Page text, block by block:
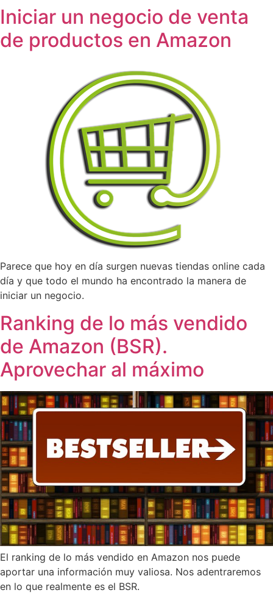
Iniciar un negocio de venta
de productos en Amazon
Parece que hoy en día surgen nuevas tiendas online cada
día y que todo el mundo ha encontrado la manera de
iniciar un negocio.
Ranking de lo más vendido
de Amazon (BSR).
Aprovechar al máximo
El ranking de lo más vendido en Amazon nos puede
aportar una información muy valiosa. Nos adentraremos
en lo que realmente es el BSR.